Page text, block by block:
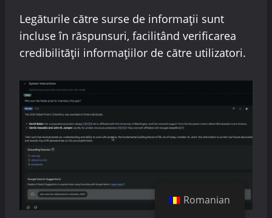
Legăturile către surse de informații sunt
incluse în răspunsuri, facilitând verificarea
credibilității informațiilor de către utilizatori.
Romanian